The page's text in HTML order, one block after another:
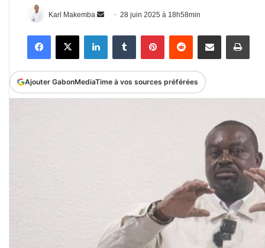
Karl Makemba
Envoyer
courriel
28 juin 2025 à 18h58min
FacebookX LinkedinTumblr PinterestReddit Partager par email
Ajouter GabonMediaTime à vos sources préférées